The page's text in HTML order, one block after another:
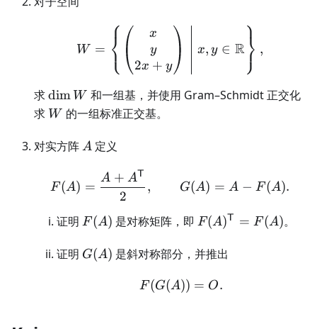
W= \left\{
W = ⎩
⎨⎧
x
y
2x + y
x, y ∈ R ⎭
⎬
⎫ ,
求\dim
W
dim W 和一组基，并使用 Gram–Schmidt 正交化
求 W
W 的一组标准正交基。
对实方阵 A
A 定义
F (A) =
2
A + A
, G(A) = A − F(A).
证明 F(A)
F (A) 是对称矩阵，即 F(A)^{\mathsf
F(A)T = F(A)。
证明 G(A)
G(A) 是斜对称部分，并推出
F(G(A))=O.
F(G(A)) = O.